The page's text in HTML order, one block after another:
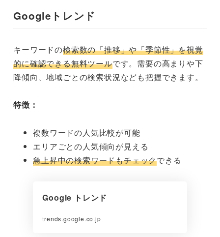
Googleトレンド
キーワードの検索数の「推移」や「季節性」を視覚
的に確認できる無料ツールです。需要の高まりや下
降傾向、地域ごとの検索状況なども把握できます。
特徴：
複数ワードの人気比較が可能
エリアごとの人気傾向が見える
急上昇中の検索ワードもチェックできる
Google トレンド
trends.google.co.jp